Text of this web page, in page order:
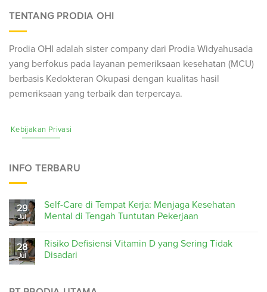
TENTANG PRODIA OHI
Prodia OHI adalah sister company dari Prodia Widyahusada
yang berfokus pada layanan pemeriksaan kesehatan (MCU)
berbasis Kedokteran Okupasi dengan kualitas hasil
pemeriksaan yang terbaik dan terpercaya.
Kebijakan Privasi
INFO TERBARU
29
Jul
Self-Care di Tempat Kerja: Menjaga Kesehatan
Mental di Tengah Tuntutan Pekerjaan
28
Jul
Risiko Defisiensi Vitamin D yang Sering Tidak
Disadari